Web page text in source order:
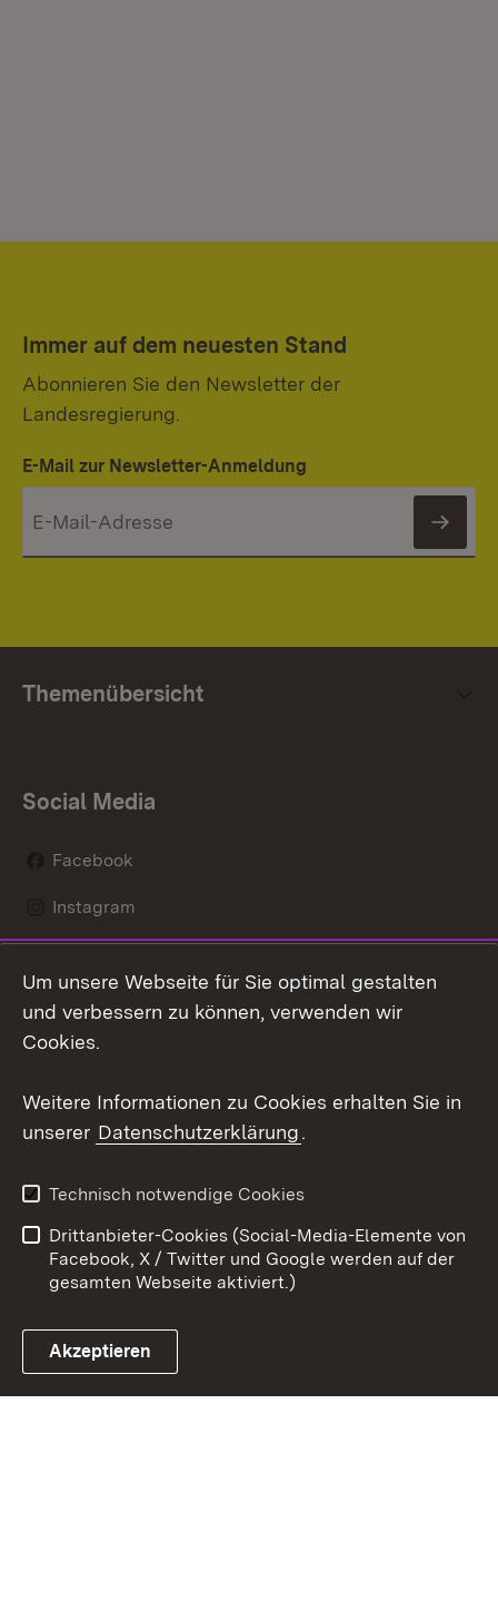
Immer auf dem neuesten Stand
Abonnieren Sie den Newsletter der
Landesregierung.
E-Mail zur Newsletter-Anmeldung
Themenübersicht
Social Media
Facebook
Instagram
Mastodon
Youtube
Link zum Landesportal
Kontakt
Datenschutz
Barrierefreiheit
Impressum Cookies
Um unsere Webseite für Sie optimal gestalten
und verbessern zu können, verwenden wir
Cookies.
Weitere Informationen zu Cookies erhalten Sie in
unserer Datenschutzerklärung.
Technisch notwendige Cookies
Drittanbieter-Cookies (Social-Media-Elemente von
Facebook, X / Twitter und Google werden auf der
gesamten Webseite aktiviert.)
Akzeptieren